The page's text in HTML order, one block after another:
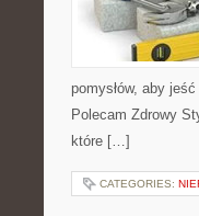
pomysłów, aby
Polecam Zdrowy
które […]
CATEGORIES: